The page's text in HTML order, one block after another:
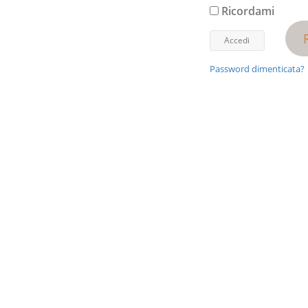
Ricordami
Password dimenticata?